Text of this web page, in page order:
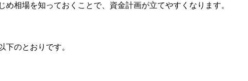
相場を知っておくことで、資金計画が立てやすくなります。
のとおりです。